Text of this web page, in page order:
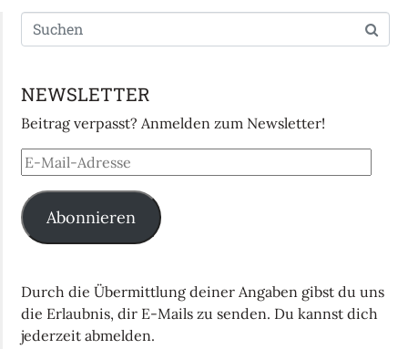
NEWSLETTER
Beitrag verpasst? Anmelden zum Newsletter!
Abonnieren
Durch die Übermittlung deiner Angaben gibst du uns
die Erlaubnis, dir E-Mails zu senden. Du kannst dich
jederzeit abmelden.